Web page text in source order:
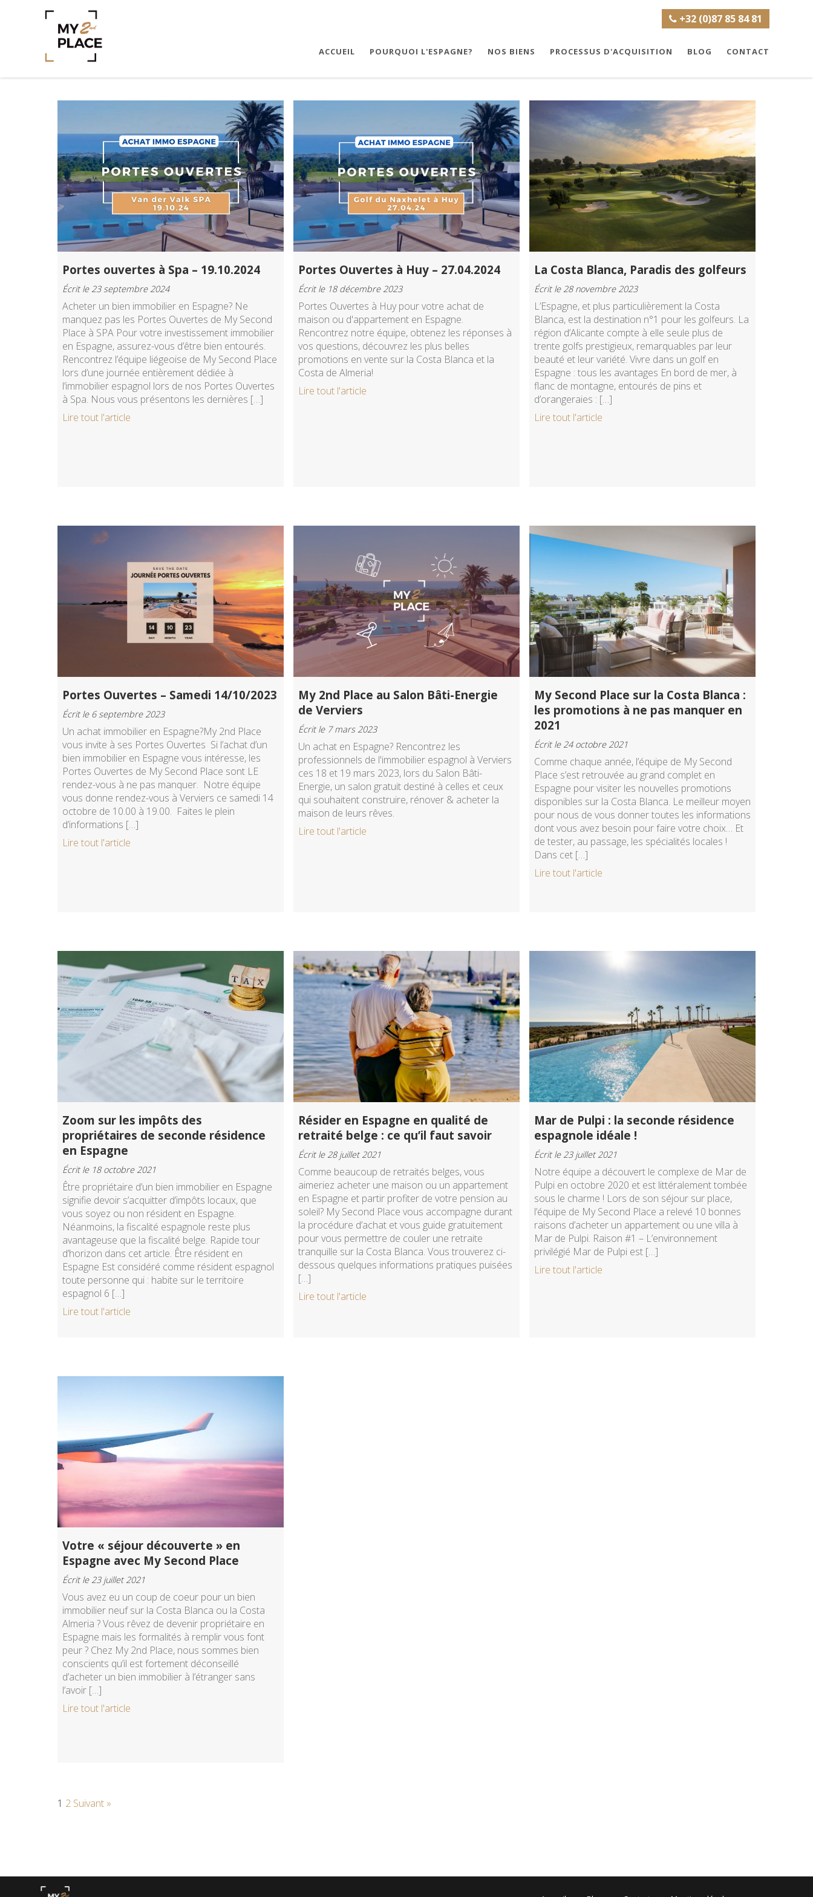
+32 (0)87 85 84 81
ACCUEIL POURQUOI L'ESPAGNE? NOS BIENS PROCESSUS D'ACQUISITION BLOG CONTACT
Portes ouvertes à Spa – 19.10.2024
Écrit le 23 septembre 2024
Acheter un bien immobilier en Espagne? Ne
manquez pas les Portes Ouvertes de My Second
Place à SPA Pour votre investissement immobilier
en Espagne, assurez-vous d’être bien entourés.
Rencontrez l’équipe liégeoise de My Second Place
lors d’une journée entièrement dédiée à
l’immobilier espagnol lors de nos Portes Ouvertes
à Spa. Nous vous présentons les dernières […]
Lire tout l'article
Portes Ouvertes à Huy – 27.04.2024
Écrit le 18 décembre 2023
Portes Ouvertes à Huy pour votre achat de
maison ou d'appartement en Espagne.
Rencontrez notre équipe, obtenez les réponses à
vos questions, découvrez les plus belles
promotions en vente sur la Costa Blanca et la
Costa de Almeria!
Lire tout l'article
La Costa Blanca, Paradis des golfeurs
Écrit le 28 novembre 2023
L’Espagne, et plus particulièrement la Costa
Blanca, est la destination n°1 pour les golfeurs. La
région d’Alicante compte à elle seule plus de
trente golfs prestigieux, remarquables par leur
beauté et leur variété. Vivre dans un golf en
Espagne : tous les avantages En bord de mer, à
flanc de montagne, entourés de pins et
d’orangeraies : […]
Lire tout l'article
Portes Ouvertes – Samedi 14/10/2023
Écrit le 6 septembre 2023
Un achat immobilier en Espagne?My 2nd Place
vous invite à ses Portes Ouvertes Si l’achat d’un
bien immobilier en Espagne vous intéresse, les
Portes Ouvertes de My Second Place sont LE
rendez-vous à ne pas manquer. Notre équipe
vous donne rendez-vous à Verviers ce samedi 14
octobre de 10.00 à 19.00. Faites le plein
d’informations […]
Lire tout l'article
My 2nd Place au Salon Bâti-Energie
de Verviers
Écrit le 7 mars 2023
Un achat en Espagne? Rencontrez les
professionnels de l'immobilier espagnol à Verviers
ces 18 et 19 mars 2023, lors du Salon Bâti-
Energie, un salon gratuit destiné à celles et ceux
qui souhaitent construire, rénover & acheter la
maison de leurs rêves.
Lire tout l'article
My Second Place sur la Costa Blanca :
les promotions à ne pas manquer en
2021
Écrit le 24 octobre 2021
Comme chaque année, l’équipe de My Second
Place s’est retrouvée au grand complet en
Espagne pour visiter les nouvelles promotions
disponibles sur la Costa Blanca. Le meilleur moyen
pour nous de vous donner toutes les informations
dont vous avez besoin pour faire votre choix… Et
de tester, au passage, les spécialités locales !
Dans cet […]
Lire tout l'article
Zoom sur les impôts des
propriétaires de seconde résidence
en Espagne
Écrit le 18 octobre 2021
Être propriétaire d’un bien immobilier en Espagne
signifie devoir s’acquitter d’impôts locaux, que
vous soyez ou non résident en Espagne.
Néanmoins, la fiscalité espagnole reste plus
avantageuse que la fiscalité belge. Rapide tour
d’horizon dans cet article. Être résident en
Espagne Est considéré comme résident espagnol
toute personne qui : habite sur le territoire
espagnol 6 […]
Lire tout l'article
Résider en Espagne en qualité de
retraité belge : ce qu’il faut savoir
Écrit le 28 juillet 2021
Comme beaucoup de retraités belges, vous
aimeriez acheter une maison ou un appartement
en Espagne et partir profiter de votre pension au
soleil? My Second Place vous accompagne durant
la procédure d’achat et vous guide gratuitement
pour vous permettre de couler une retraite
tranquille sur la Costa Blanca. Vous trouverez ci-
dessous quelques informations pratiques puisées
[…]
Lire tout l'article
Mar de Pulpi : la seconde résidence
espagnole idéale !
Écrit le 23 juillet 2021
Notre équipe a découvert le complexe de Mar de
Pulpi en octobre 2020 et est littéralement tombée
sous le charme ! Lors de son séjour sur place,
l’équipe de My Second Place a relevé 10 bonnes
raisons d’acheter un appartement ou une villa à
Mar de Pulpi. Raison #1 – L’environnement
privilégié Mar de Pulpi est […]
Lire tout l'article
Votre « séjour découverte » en
Espagne avec My Second Place
Écrit le 23 juillet 2021
Vous avez eu un coup de coeur pour un bien
immobilier neuf sur la Costa Blanca ou la Costa
Almeria ? Vous rêvez de devenir propriétaire en
Espagne mais les formalités à remplir vous font
peur ? Chez My 2nd Place, nous sommes bien
conscients qu’il est fortement déconseillé
d’acheter un bien immobilier à l’étranger sans
l’avoir […]
Lire tout l'article
1 2 Suivant »